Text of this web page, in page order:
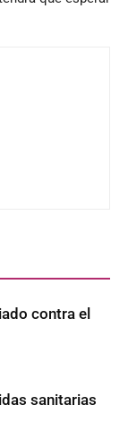
contra el
sanitarias